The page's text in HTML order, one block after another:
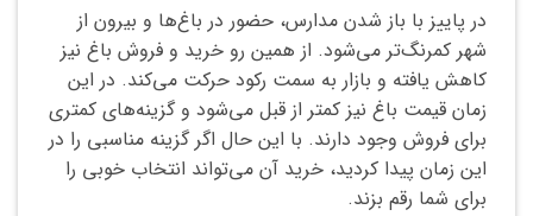
در پاییز با باز شدن مدارس، حضور در باغ‌ها و بیرون از
شهر کمرنگ‌تر می‌شود. از همین رو خرید و فروش باغ نیز
کاهش یافته و بازار به سمت رکود حرکت می‌کند. در این
زمان قیمت باغ‌ نیز کمتر از قبل می‌شود و گزینه‌های کمتری
برای فروش وجود دارند. با این حال اگر گزینه مناسبی را در
این زمان پیدا کردید، خرید آن می‌تواند انتخاب خوبی را
برای شما رقم بزند.